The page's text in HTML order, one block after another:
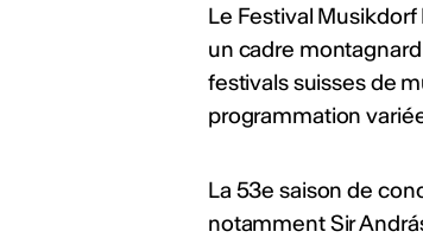
et collectifs
de deux chansons
studio). Délai : 20 août
Le Festival
un cadre
festivals suisses de
programmation
La 53e saison de
notamment Sir